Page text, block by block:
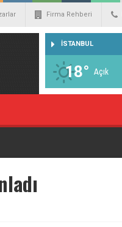
Firma Rehberi
İSTANBUL
18° Açık